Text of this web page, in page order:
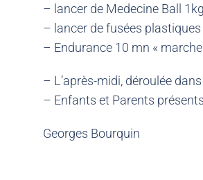
– lancer de Medecine Ball 1kg
– lancer de fusées
– Endurance 10 mn «
– L’après-midi, déroulée
– Enfants et Parents
Georges Bourquin